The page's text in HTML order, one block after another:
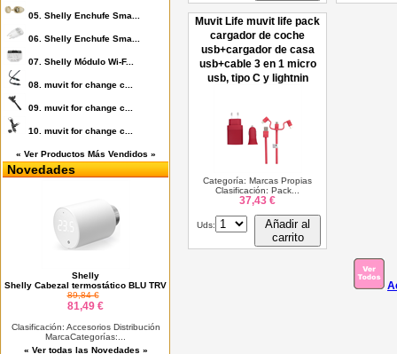
05. Shelly Enchufe Sma...
06. Shelly Enchufe Sma...
07. Shelly Módulo Wi-F...
08. muvit for change c...
09. muvit for change c...
10. muvit for change c...
« Ver Productos Más Vendidos »
Novedades
Shelly
Shelly Cabezal termostático BLU TRV
89,84 €
81,49 €
Clasificación: Accesorios Distribución
MarcaCategorías:...
« Ver todas las Novedades »
Muvit Life muvit life pack
cargador de coche
usb+cargador de casa
usb+cable 3 en 1 micro
usb, tipo C y lightnin
Categoría: Marcas Propias
Clasificación: Pack...
37,43 €
Uds:
Añadir al
carrito